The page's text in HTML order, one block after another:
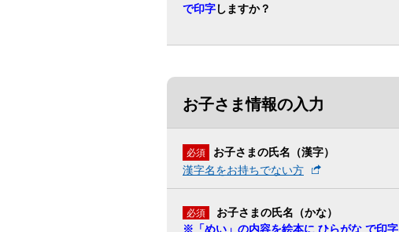
で印字しますか？
お子さま情報の入力
必須
お子さまの氏名（漢字）
漢字名をお持ちでない方
必須
お子さまの氏名（かな）
※「めい」の内容を絵本に ひらがな で印字